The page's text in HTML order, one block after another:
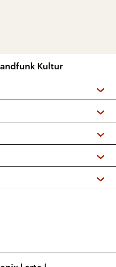
Kultur
DAB+)